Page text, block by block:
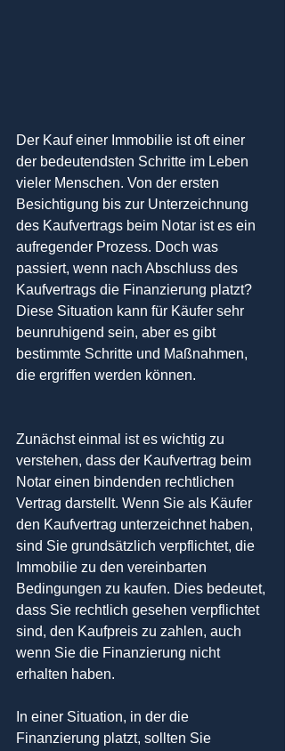
Der Kauf einer Immobilie ist oft einer
der bedeutendsten Schritte im Leben
vieler Menschen. Von der ersten
Besichtigung bis zur Unterzeichnung
des Kaufvertrags beim Notar ist es ein
aufregender Prozess. Doch was
passiert, wenn nach Abschluss des
Kaufvertrags die Finanzierung platzt?
Diese Situation kann für Käufer sehr
beunruhigend sein, aber es gibt
bestimmte Schritte und Maßnahmen,
die ergriffen werden können.
Zunächst einmal ist es wichtig zu
verstehen, dass der Kaufvertrag beim
Notar einen bindenden rechtlichen
Vertrag darstellt. Wenn Sie als Käufer
den Kaufvertrag unterzeichnet haben,
sind Sie grundsätzlich verpflichtet, die
Immobilie zu den vereinbarten
Bedingungen zu kaufen. Dies bedeutet,
dass Sie rechtlich gesehen verpflichtet
sind, den Kaufpreis zu zahlen, auch
wenn Sie die Finanzierung nicht
erhalten haben.
In einer Situation, in der die
Finanzierung platzt, sollten Sie